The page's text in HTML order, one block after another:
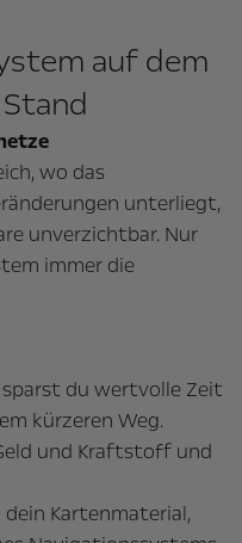
auf dem
wo das
unterliegt,
unverzichtbar. Nur
immer die
du wertvolle Zeit
kürzeren Weg.
und Kraftstoff und
Kartenmaterial,